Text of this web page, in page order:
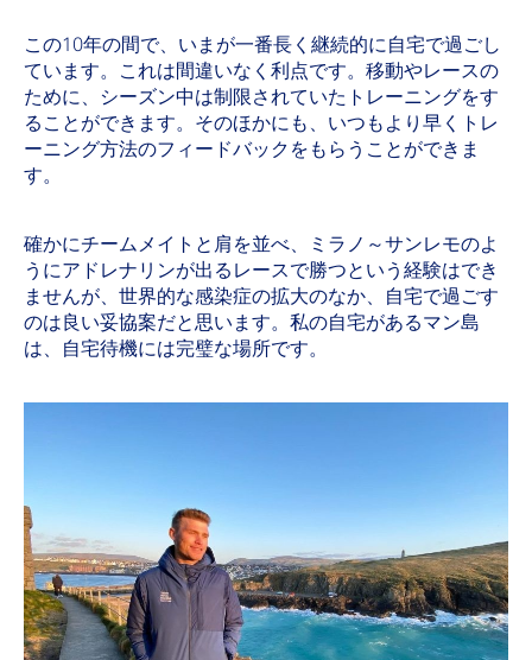
この10年の間で、いまが一番長く継続的に自宅で過ごし
ています。これは間違いなく利点です。移動やレースの
ために、シーズン中は制限されていたトレーニングをす
ることができます。そのほかにも、いつもより早くトレ
ーニング方法のフィードバックをもらうことができま
す。
確かにチームメイトと肩を並べ、ミラノ～サンレモのよ
うにアドレナリンが出るレースで勝つという経験はでき
ませんが、世界的な感染症の拡大のなか、自宅で過ごす
のは良い妥協案だと思います。私の自宅があるマン島
は、自宅待機には完璧な場所です。